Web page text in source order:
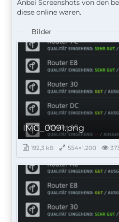
Anbei Screenshots von den
diese online waren.
Bilder
IMG_0091.png
192,3 kB 554×1.200